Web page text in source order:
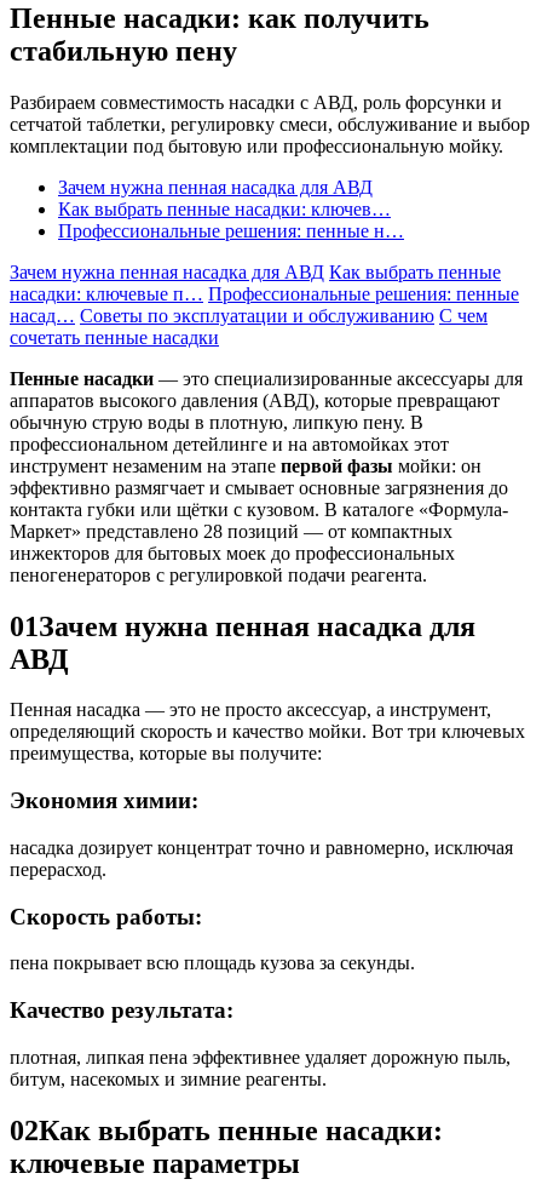
Пенные насадки: как получить
стабильную пену
Разбираем совместимость насадки с АВД, роль форсунки и
сетчатой таблетки, регулировку смеси, обслуживание и выбор
комплектации под бытовую или профессиональную мойку.
Зачем нужна пенная насадка для АВД
Как выбрать пенные насадки: ключев…
Профессиональные решения: пенные н…
Зачем нужна пенная насадка для АВД Как выбрать пенные
насадки: ключевые п… Профессиональные решения: пенные
насад… Советы по эксплуатации и обслуживанию С чем
сочетать пенные насадки
Пенные насадки — это специализированные аксессуары для
аппаратов высокого давления (АВД), которые превращают
обычную струю воды в плотную, липкую пену. В
профессиональном детейлинге и на автомойках этот
инструмент незаменим на этапе первой фазы мойки: он
эффективно размягчает и смывает основные загрязнения до
контакта губки или щётки с кузовом. В каталоге «Формула-
Маркет» представлено 28 позиций — от компактных
инжекторов для бытовых моек до профессиональных
пеногенераторов с регулировкой подачи реагента.
01Зачем нужна пенная насадка для
АВД
Пенная насадка — это не просто аксессуар, а инструмент,
определяющий скорость и качество мойки. Вот три ключевых
преимущества, которые вы получите:
Экономия химии:
насадка дозирует концентрат точно и равномерно, исключая
перерасход.
Скорость работы:
пена покрывает всю площадь кузова за секунды.
Качество результата:
плотная, липкая пена эффективнее удаляет дорожную пыль,
битум, насекомых и зимние реагенты.
02Как выбрать пенные насадки:
ключевые параметры